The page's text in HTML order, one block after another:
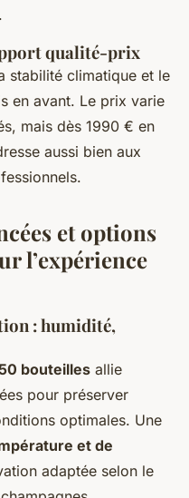
qualité-prix
stabilité climatique et le
en avant. Le prix varie
mais dès 1990 € en
aussi bien aux
et options
l’expérience
: humidité,
bouteilles allie
pour préserver
optimales. Une
et de
adaptée selon le